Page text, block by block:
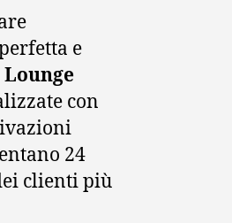
e
Lounge
con
24
clienti più